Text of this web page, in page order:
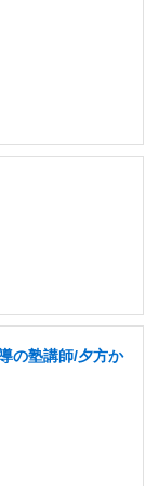
の塾講師/夕方か